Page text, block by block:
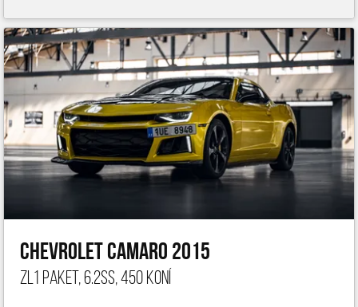
Chevrolet Camaro 2015
ZL1 paket, 6.2ss, 450 koní